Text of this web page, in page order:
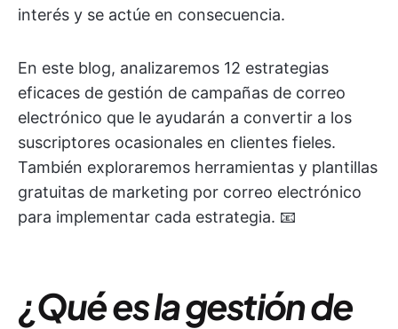
interés y se actúe en consecuencia.
En este blog, analizaremos 12 estrategias
eficaces de gestión de campañas de correo
electrónico que le ayudarán a convertir a los
suscriptores ocasionales en clientes fieles.
También exploraremos herramientas y plantillas
gratuitas de marketing por correo electrónico
para implementar cada estrategia. 📧
¿Qué es la gestión de